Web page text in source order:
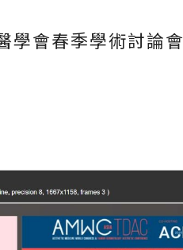
會春季學術討論